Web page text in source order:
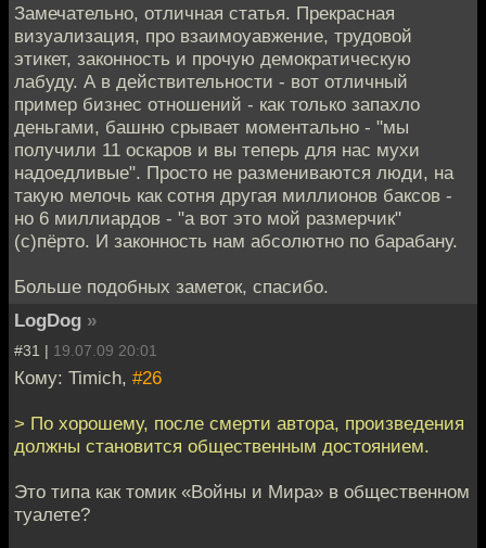
Замечательно, отличная статья. Прекрасная
визуализация, про взаимоуавжение, трудовой
этикет, законность и прочую демократическую
лабуду. А в действительности - вот отличный
пример бизнес отношений - как только запахло
деньгами, башню срывает моментально - "мы
получили 11 оскаров и вы теперь для нас мухи
надоедливые". Просто не размениваются люди, на
такую мелочь как сотня другая миллионов баксов -
но 6 миллиардов - "а вот это мой размерчик"
(с)пёрто. И законность нам абсолютно по барабану.
Больше подобных заметок, спасибо.
LogDog »
#31 | 19.07.09 20:01
Кому: Timich, #26
> По хорошему, после смерти автора, произведения
должны становится общественным достоянием.
Это типа как томик «Войны и Мира» в общественном
туалете?